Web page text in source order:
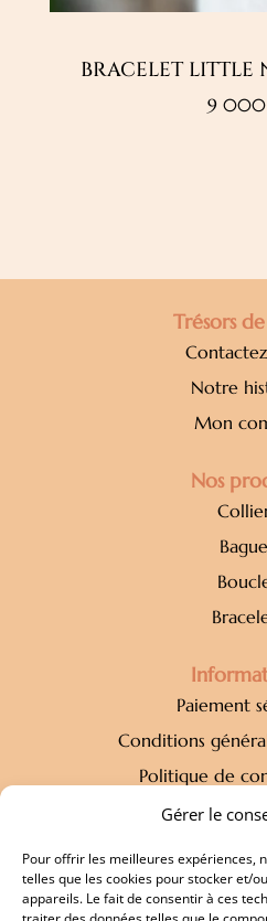
Gérer le
Pour offrir les meilleures expériences,
telles que les cookies pour stocker et/
appareils. Le fait de consentir à ces
BRACELET
9 000
Trésors
Notre
Mon
Nos
Paiement
Conditions
Politique de
Mentions
Restez à l'affût des